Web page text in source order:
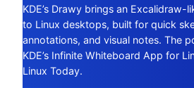
KDE’s Drawy brings an Excalidraw-
to Linux desktops, built for quick
annotations, and visual notes. The
KDE’s Infinite Whiteboard App for
Linux Today.